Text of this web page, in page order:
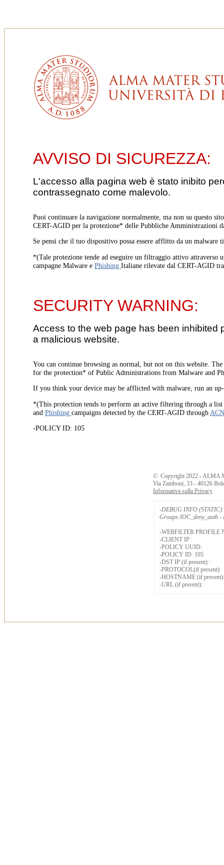
AVVISO DI SICUREZZA:
L'accesso alla pagina web è stato inibito
contrassegnato come malevolo.
Puoi continuare la navigazione normalmente, ma non su questo
CERT-AGID per la protezione* delle Pubbliche Amministrazioni
Se pensi che il tuo dispositivo possa essere afflitto da un
*(Tale protezione tende ad eseguire un filtraggio attivo
campagne Malware e Phishing Italiane rilevate dal CERT-AGID
SECURITY WARNING:
Access to the web page has been
a malicious website.
You can continue browsing as normal, but not on this website.
for the protection* of Public Administrations from Malware and
If you think your device may be afflicted with malware, run an
*(This protection tends to perform an active filtering through a
and Phishing campaigns detected by the CERT-AGID through
-POLICY ID: 105
© Copyright 2022 - ALMA
Via Zamboni, 33 - 40126
Informativa sulla Privacy
-DEBUG INFO (STATIC):
Groups:IOC_deny_auth -
-WEBFILTER PROFILE
-CLIENT IP:
-POLICY UUID:
-POLICY ID: 105
-DST IP (if present) :
-PROTOCOL(if present):
-HOSTNAME (if present):
-URL (if present):